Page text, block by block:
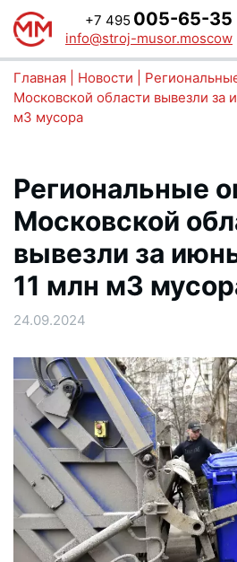
+7 495 005-65-35
info@stroj-musor.moscow
Главная Новости
Московской области вывезли за
м3 мусора
Региональные
Московской
вывезли за
11 млн м3
24.09.2024